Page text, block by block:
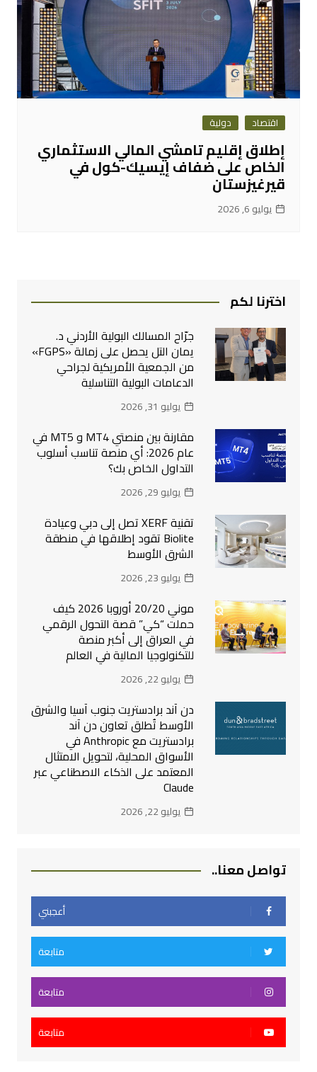
اقتصاد دولية
إطلاق إقليم تامشي المالي الاستثماري
الخاص على ضفاف إيسيك-كول في
قيرغيزستان
يوليو 6, 2026
اخترنا لكم
جرّاح المسالك البولية الأردني د.
يمان التل يحصل على زمالة «FGPS»
من الجمعية الأمريكية لجراحي
الدعامات البولية التناسلية
يوليو 31, 2026
مقارنة بين منصتي MT4 و MT5 في
عام 2026: أي منصة تناسب أسلوب
التداول الخاص بك؟
يوليو 29, 2026
تقنية XERF تصل إلى دبي وعيادة
Biolite تقود إطلاقها في منطقة
الشرق الأوسط
يوليو 23, 2026
موني 20/20 أوروبا 2026 كيف
حملت “كي” قصة التحول الرقمي
في العراق إلى أكبر منصة
للتكنولوجيا المالية في العالم
يوليو 22, 2026
دن آند برادستريت جنوب آسيا والشرق
الأوسط تُطلق تعاون دن آند
برادستريت مع Anthropic في
الأسواق المحلية، لتحويل الامتثال
المعتمد على الذكاء الاصطناعي عبر
Claude
يوليو 22, 2026
تواصل معنا..
أعجبني
متابعة
متابعة
متابعة